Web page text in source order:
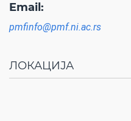
Email:
pmfinfo@pmf.ni.ac.rs
ЛОКАЦИЈА